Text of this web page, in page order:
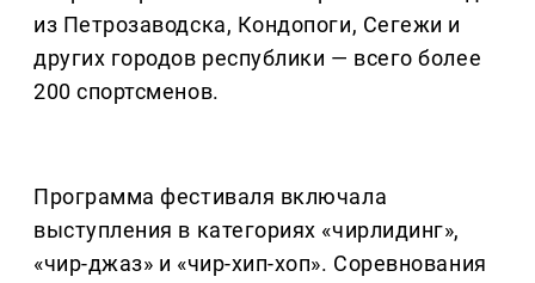
из Петрозаводска, Кондопоги, Сегежи и
других городов республики — всего более
200 спортсменов.
Программа фестиваля включала
выступления в категориях «чирлидинг»,
«чир-джаз» и «чир-хип-хоп». Соревнования